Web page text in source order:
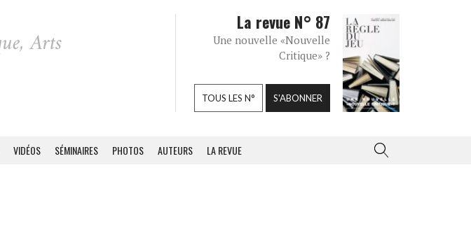
La revue N° 87
Une nouvelle «Nouvelle
Critique» ?
TOUS LES N° S'ABONNER
VIDÉOS SÉMINAIRES PHOTOS AUTEURS LA REVUE